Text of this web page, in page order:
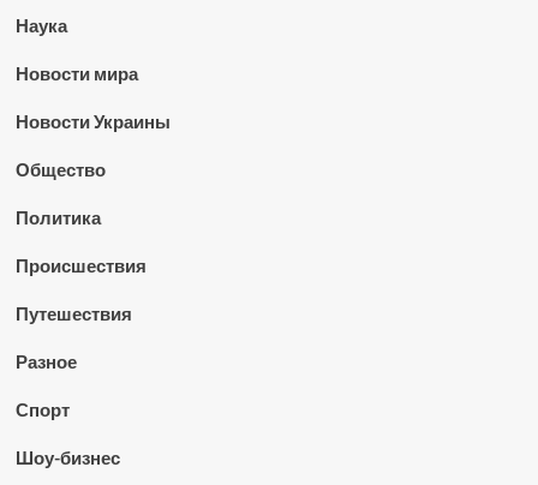
Наука
Новости мира
Новости Украины
Общество
Политика
Происшествия
Путешествия
Разное
Спорт
Шоу-бизнес